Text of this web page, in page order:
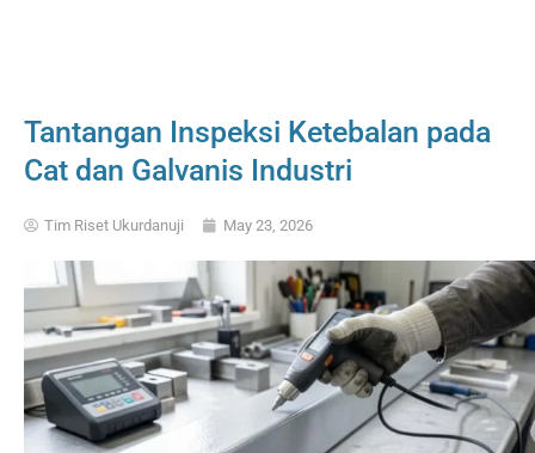
Tantangan Inspeksi Ketebalan pada
Cat dan Galvanis Industri
Tim Riset Ukurdanuji May 23, 2026